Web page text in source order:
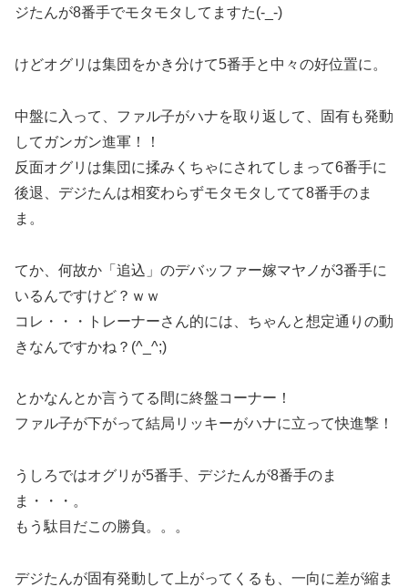
ジたんが8番手でモタモタしてますた(-_-)
けどオグリは集団をかき分けて5番手と中々の好位置に。
中盤に入って、ファル子がハナを取り返して、固有も発動
してガンガン進軍！！
反面オグリは集団に揉みくちゃにされてしまって6番手に
後退、デジたんは相変わらずモタモタしてて8番手のま
ま。
てか、何故か「追込」のデバッファー嫁マヤノが3番手に
いるんですけど？ｗｗ
コレ・・・トレーナーさん的には、ちゃんと想定通りの動
きなんですかね？(^_^;)
とかなんとか言うてる間に終盤コーナー！
ファル子が下がって結局リッキーがハナに立って快進撃！
うしろではオグリが5番手、デジたんが8番手のま
ま・・・。
もう駄目だこの勝負。。。
デジたんが固有発動して上がってくるも、一向に差が縮ま